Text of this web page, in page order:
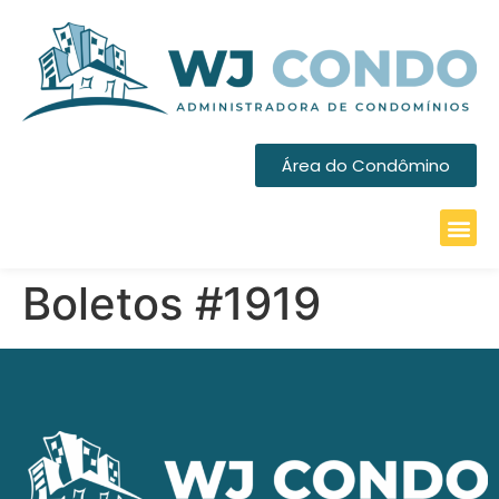
Área do Condômino
Boletos #1919